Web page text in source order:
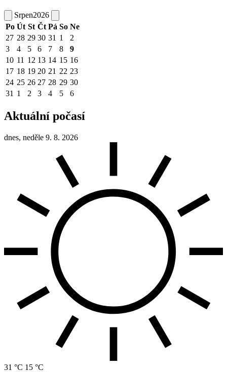
Srpen2026
Po Út St Čt Pá So Ne
27 28 29 30 31 1
2
3
4 5 6 7 8
9
10 11 12 13 14 15 16
17 18 19 20 21 22 23
24 25 26 27 28 29 30
31 1 2 3 4 5 6
Aktuální počasí
dnes, neděle 9. 8. 2026
31 °C 15 °C